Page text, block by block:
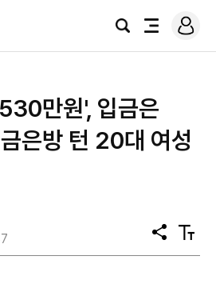
검
전
로
그
만원', 입금은
은방 턴 20대 여성
공
유
텍
스